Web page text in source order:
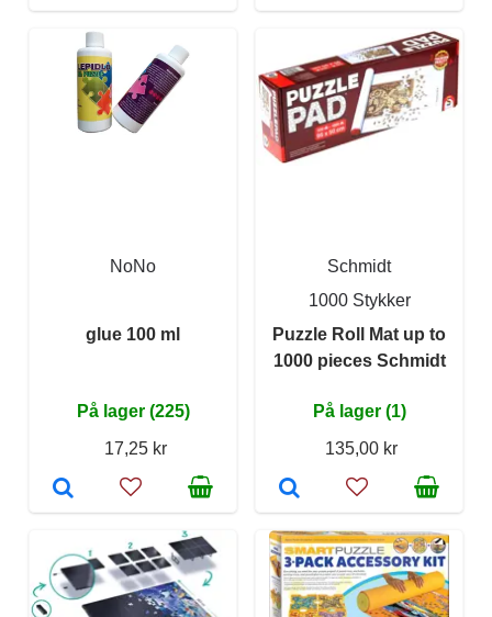
NoNo
glue 100 ml
På lager (225)
17,25 kr
Schmidt
1000 Stykker
Puzzle Roll Mat up to
1000 pieces Schmidt
På lager (1)
135,00 kr